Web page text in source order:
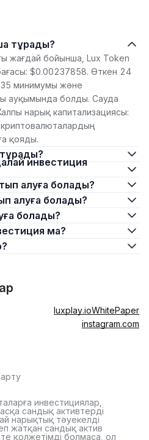
тұрады?
жағдай бойынша, Lux Token
$0.00237858. Өткен 24
минимумы және
ауқымында болды. Сауда
нарық капитализациясы:
қояды.
тұрады?
алуға болады?
алуға болады?
болады?
ма?
luxplay.ioWhitePaper
instagram.com
инвестициялар,
сандық активтерді
нарықтық тәуекелді
жатқан сандық актив
қолжетімді болмаса, ол